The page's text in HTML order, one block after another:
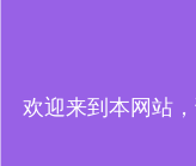
欢迎来到本网站